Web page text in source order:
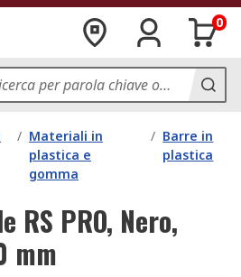
0
/ Materiali in
plastica e
gomma
/ Barre in
plastica
RS PRO, Nero,
mm